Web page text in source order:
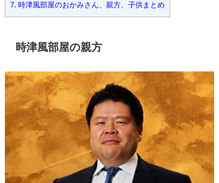
7. 時津風部屋のおかみさん、親方、子供まとめ
時津風部屋の親方